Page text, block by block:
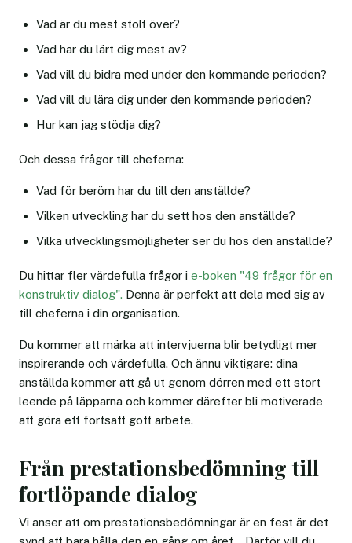
Vad är du mest stolt över?
Vad har du lärt dig mest av?
Vad vill du bidra med under den kommande perioden?
Vad vill du lära dig under den kommande perioden?
Hur kan jag stödja dig?
Och dessa frågor till cheferna:
Vad för beröm har du till den anställde?
Vilken utveckling har du sett hos den anställde?
Vilka utvecklingsmöjligheter ser du hos den anställde?
Du hittar fler värdefulla frågor i e-boken "49 frågor för en
konstruktiv dialog". Denna är perfekt att dela med sig av
till cheferna i din organisation.
Du kommer att märka att intervjuerna blir betydligt mer
inspirerande och värdefulla. Och ännu viktigare: dina
anställda kommer att gå ut genom dörren med ett stort
leende på läpparna och kommer därefter bli motiverade
att göra ett fortsatt gott arbete.
Från prestationsbedömning till
fortlöpande dialog
Vi anser att om prestationsbedömningar är en fest är det